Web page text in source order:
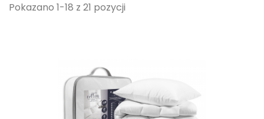
Pokazano 1-18 z 21 pozycji